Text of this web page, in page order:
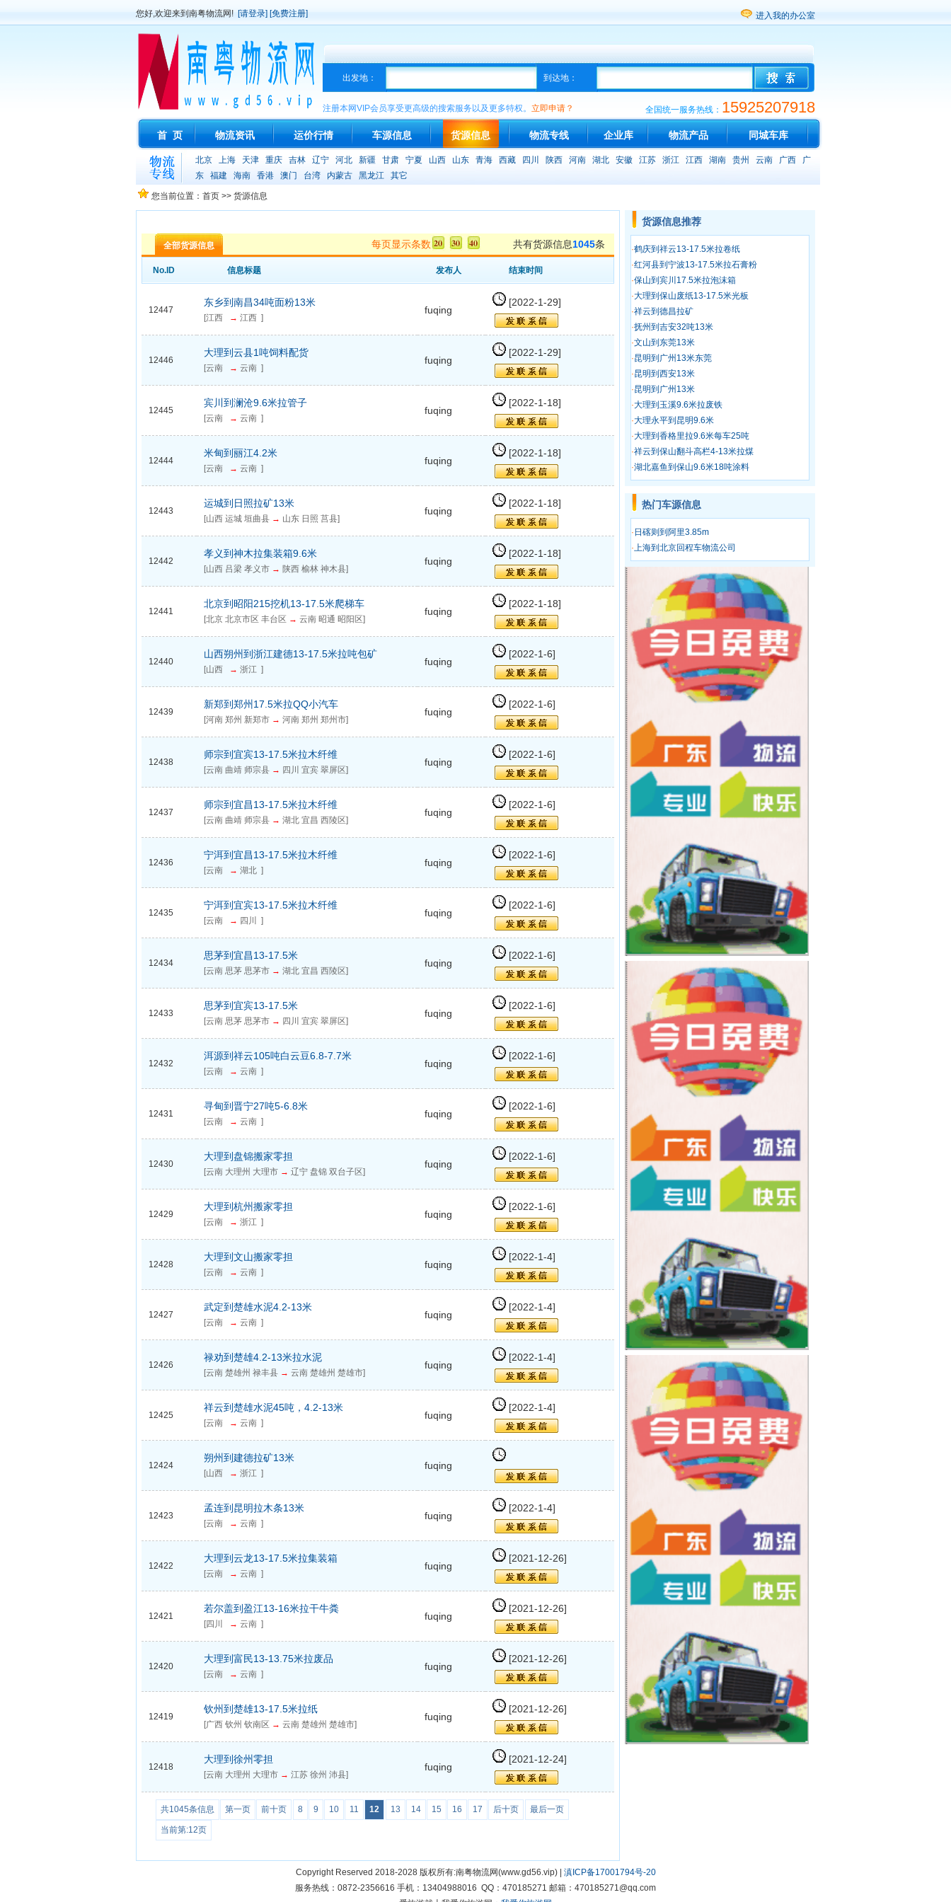
您好,欢迎来到南粤物流网! [请登录] [免费注册] 进入我的办公室
出发地： 到达地：
注册本网VIP会员享受更高级的搜索服务以及更多特权。 立即申请？ 全国统一服务热线： 15925207918
首 页 物流资讯 运价行情 车源信息 货源信息 物流专线 企业库 物流产品 同城车库
北京 上海 天津 重庆 吉林 辽宁 河北 新疆 甘肃 宁夏 山西 山东 青海 西藏 四川 陕西 河南 湖北 安徽 江苏 浙江 江西 湖南 贵州 云南 广西
广
东
福建 海南 香港 澳门 台湾 内蒙古 黑龙江 其它
您当前位置：首页 >> 货源信息
全部货源信息 每页显示条数 共有货源信息1045条
No.ID 信息标题 发布人 结束时间
12447
东乡到南昌34吨面粉13米
[江西 → 江西 ]
fuqing
[2022-1-29]
12446
大理到云县1吨饲料配货
[云南 → 云南 ]
fuqing
[2022-1-29]
12445
宾川到澜沧9.6米拉管子
[云南 → 云南 ]
fuqing
[2022-1-18]
12444
米甸到丽江4.2米
[云南 → 云南 ]
fuqing
[2022-1-18]
12443
运城到日照拉矿13米
[山西 运城 垣曲县 → 山东 日照 莒县]
fuqing
[2022-1-18]
12442
孝义到神木拉集装箱9.6米
[山西 吕梁 孝义市 → 陕西 榆林 神木县]
fuqing
[2022-1-18]
12441
北京到昭阳215挖机13-17.5米爬梯车
[北京 北京市区 丰台区 → 云南 昭通 昭阳区]
fuqing
[2022-1-18]
12440
山西朔州到浙江建德13-17.5米拉吨包矿
[山西 → 浙江 ]
fuqing
[2022-1-6]
12439
新郑到郑州17.5米拉QQ小汽车
[河南 郑州 新郑市 → 河南 郑州 郑州市]
fuqing
[2022-1-6]
12438
师宗到宜宾13-17.5米拉木纤维
[云南 曲靖 师宗县 → 四川 宜宾 翠屏区]
fuqing
[2022-1-6]
12437
师宗到宜昌13-17.5米拉木纤维
[云南 曲靖 师宗县 → 湖北 宜昌 西陵区]
fuqing
[2022-1-6]
12436
宁洱到宜昌13-17.5米拉木纤维
[云南 → 湖北 ]
fuqing
[2022-1-6]
12435
宁洱到宜宾13-17.5米拉木纤维
[云南 → 四川 ]
fuqing
[2022-1-6]
12434
思茅到宜昌13-17.5米
[云南 思茅 思茅市 → 湖北 宜昌 西陵区]
fuqing
[2022-1-6]
12433
思茅到宜宾13-17.5米
[云南 思茅 思茅市 → 四川 宜宾 翠屏区]
fuqing
[2022-1-6]
12432
洱源到祥云105吨白云豆6.8-7.7米
[云南 → 云南 ]
fuqing
[2022-1-6]
12431
寻甸到晋宁27吨5-6.8米
[云南 → 云南 ]
fuqing
[2022-1-6]
12430
大理到盘锦搬家零担
[云南 大理州 大理市 → 辽宁 盘锦 双台子区]
fuqing
[2022-1-6]
12429
大理到杭州搬家零担
[云南 → 浙江 ]
fuqing
[2022-1-6]
12428
大理到文山搬家零担
[云南 → 云南 ]
fuqing
[2022-1-4]
12427
武定到楚雄水泥4.2-13米
[云南 → 云南 ]
fuqing
[2022-1-4]
12426
禄劝到楚雄4.2-13米拉水泥
[云南 楚雄州 禄丰县 → 云南 楚雄州 楚雄市]
fuqing
[2022-1-4]
12425
祥云到楚雄水泥45吨，4.2-13米
[云南 → 云南 ]
fuqing
[2022-1-4]
12424
朔州到建德拉矿13米
[山西 → 浙江 ]
fuqing
12423
孟连到昆明拉木条13米
[云南 → 云南 ]
fuqing
[2022-1-4]
12422
大理到云龙13-17.5米拉集装箱
[云南 → 云南 ]
fuqing
[2021-12-26]
12421
若尔盖到盈江13-16米拉干牛粪
[四川 → 云南 ]
fuqing
[2021-12-26]
12420
大理到富民13-13.75米拉废品
[云南 → 云南 ]
fuqing
[2021-12-26]
12419
钦州到楚雄13-17.5米拉纸
[广西 钦州 钦南区 → 云南 楚雄州 楚雄市]
fuqing
[2021-12-26]
12418
大理到徐州零担
[云南 大理州 大理市 → 江苏 徐州 沛县]
fuqing
[2021-12-24]
共1045条信息 第一页 前十页 8 9 10 11 12 13 14 15 16 17 后十页 最后一页
当前第:12页
货源信息推荐
·鹤庆到祥云13-17.5米拉卷纸
·红河县到宁波13-17.5米拉石膏粉
·保山到宾川17.5米拉泡沫箱
·大理到保山废纸13-17.5米光板
·祥云到德昌拉矿
·抚州到吉安32吨13米
·文山到东莞13米
·昆明到广州13米东莞
·昆明到西安13米
·昆明到广州13米
·大理到玉溪9.6米拉废铁
·大理永平到昆明9.6米
·大理到香格里拉9.6米每车25吨
·祥云到保山翻斗高栏4-13米拉煤
·湖北嘉鱼到保山9.6米18吨涂料
热门车源信息
· 日碦则到阿里3.85m
·上海到北京回程车物流公司
Copyright Reserved 2018-2028 版权所有:南粤物流网(www.gd56.vip) | 滇ICP备17001794号-20
服务热线：0872-2356616 手机：13404988016 QQ：470185271 邮箱：470185271@qq.com